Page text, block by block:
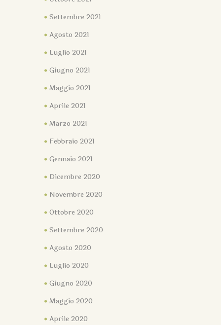
Settembre 2021
Agosto 2021
Luglio 2021
Giugno 2021
Maggio 2021
Aprile 2021
Marzo 2021
Febbraio 2021
Gennaio 2021
Dicembre 2020
Novembre 2020
Ottobre 2020
Settembre 2020
Agosto 2020
Luglio 2020
Giugno 2020
Maggio 2020
Aprile 2020